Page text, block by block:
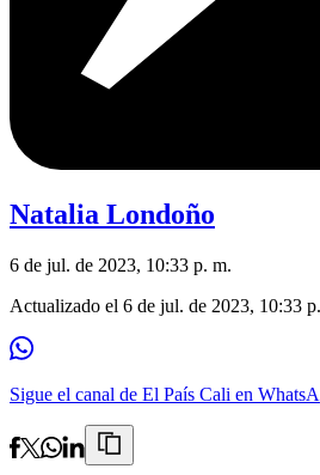
Natalia Londoño
6 de jul. de 2023, 10:33 p. m.
Actualizado el 6 de jul. de 2023, 10:33
Sigue el canal de El País Cali en